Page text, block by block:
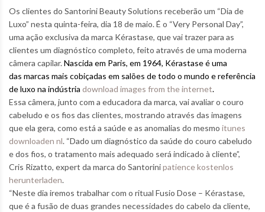
Os clientes do Santorini Beauty Solutions receberão um “Dia de
Luxo” nesta quinta-feira, dia 18 de maio. É o “Very Personal Day”,
uma ação exclusiva da marca Kérastase, que vai trazer para as
clientes um diagnóstico completo, feito através de uma moderna
câmera capilar.Nascida em Paris, em 1964, Kérastase é uma
das marcas mais cobiçadas em salões de todo o mundo e referência
de luxo na indústria download images from the internet.
Essa câmera, junto com a educadora da marca, vai avaliar o couro
cabeludo e os fios das clientes, mostrando através das imagens
que ela gera, como está a saúde e as anomalias do mesmo itunes
downloaden nl. “Dado um diagnóstico da saúde do couro cabeludo
e dos fios, o tratamento mais adequado será indicado à cliente”,
Cris Rizatto, expert da marca do Santorinipatience kostenlos
herunterladen.
“Neste dia iremos trabalhar com o ritual Fusio Dose – Kérastase,
que é a fusão de duas grandes necessidades do cabelo da cliente,